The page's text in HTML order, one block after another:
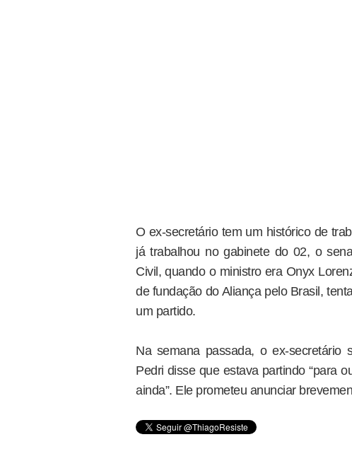
O ex-secretário tem um histórico de
já trabalhou no gabinete do 02, o
Civil, quando o ministro era Onyx
de fundação do Aliança pelo Brasil,
um partido.
Na semana passada, o ex-secretário
Pedri disse que estava partindo “para
ainda”. Ele prometeu anunciar